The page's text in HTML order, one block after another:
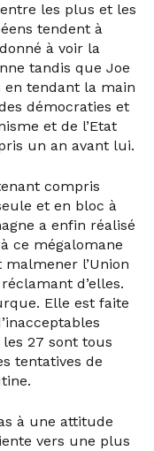
les plus et les
tendent à
à voir la
tandis que Joe
en tendant la main
démocraties et
et de l’Etat
un an avant lui.
compris
et en bloc à
a enfin réalisé
ce mégalomane
l’Union
d’elles.
Elle est faite
27 sont tous
tentatives de
à une attitude
vers une plus